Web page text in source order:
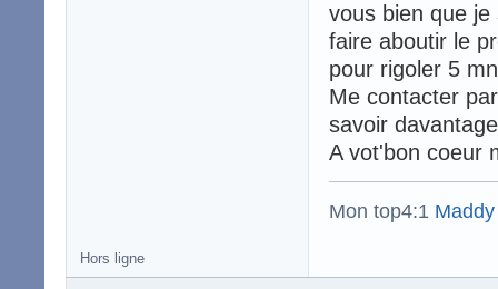
vous bien que
faire aboutir le
pour rigoler 5
Me contacter
savoir
A vot'bon coeur
Mon top4:1
Hors ligne